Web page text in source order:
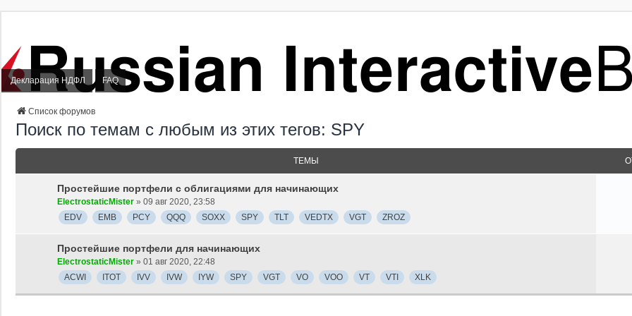
Декларация НДФЛ FAQ
Список форумов
Поиск по темам с любым из этих тегов: SPY
ТЕМЫ
Простейшие портфели с облигациями для начинающих
ElectrostaticMister » 09 авг 2020, 23:58
EDV
EMB PCY QQQ SOXX SPY TLT VEDTX VGT ZROZ
Простейшие портфели для начинающих
ElectrostaticMister » 01 авг 2020, 22:48
ACWI
ITOT IVV IVW IYW SPY VGT VO VOO VT VTI XLK